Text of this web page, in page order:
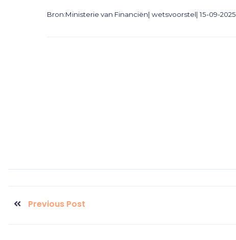
Bron:Ministerie van Financiën| wetsvoorstel| 15-09-2025
Previous Post